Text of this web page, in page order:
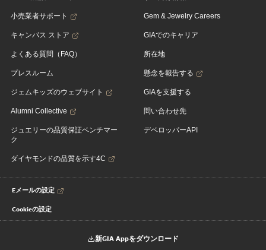
小売業者サポート
キャンパス ストア
よくある質問（FAQ）
プレスルーム
ジェムキッズのウェブサイト
Alumni Collective
ジュエリーの品質保証ベンチマー
ク
ダイヤモンドの品質を示す4C
Gem & Jewelry Careers
GIAでのキャリア
所在地
懸念を報告する
GIAを支援する
問い合わせ先
デベロッパーAPI
Eメールの設定
Cookieの設定
新GIA Appをダウンロード